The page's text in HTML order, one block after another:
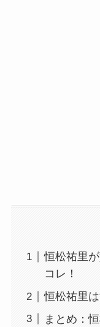
恒松祐里
コレ！
恒松祐里
まとめ：